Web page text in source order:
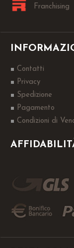
Franchising
Contatti
Privacy
Spedizione
Pagamento
Condizioni di